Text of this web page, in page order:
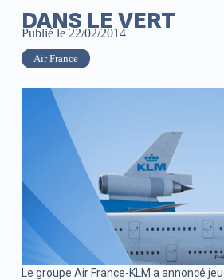
DANS LE VERT
Publié le 22/02/2014
Air France
Le groupe Air France-KLM a annoncé